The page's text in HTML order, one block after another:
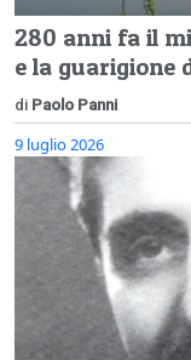
280 anni fa il
e la guarigione
di Paolo Panni
9 luglio 2026